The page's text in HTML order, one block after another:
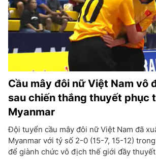
Cầu mây đôi nữ Việt Nam vô
sau chiến thắng thuyết phục
Myanmar
Đội tuyển cầu mây đôi nữ Việt Nam đã
Myanmar với tỷ số 2-0 (15-7, 15-12)
để giành chức vô địch thế giới đầy